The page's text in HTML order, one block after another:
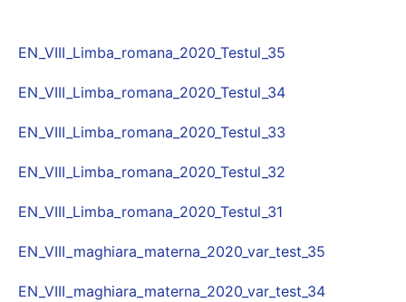
EN_VIII_Limba_romana_2020_Testul_35
EN_VIII_Limba_romana_2020_Testul_34
EN_VIII_Limba_romana_2020_Testul_33
EN_VIII_Limba_romana_2020_Testul_32
EN_VIII_Limba_romana_2020_Testul_31
EN_VIII_maghiara_materna_2020_var_test_35
EN_VIII_maghiara_materna_2020_var_test_34